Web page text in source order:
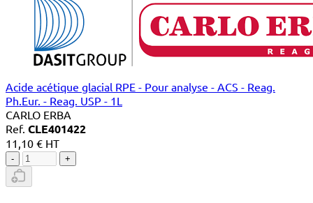
Acide acétique glacial RPE - Pour analyse - ACS - Reag.
Ph.Eur. - Reag. USP - 1L
CARLO ERBA
Ref. CLE401422
11,10 € HT
- +